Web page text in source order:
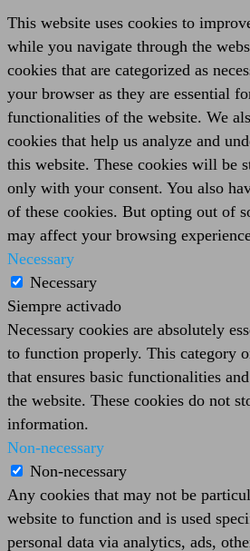
This website uses cookies to
while you navigate through the
cookies that are categorized as
your browser as they are essential
functionalities of the website. We
cookies that help us analyze and
this website. These cookies will be
only with your consent. You also
of these cookies. But opting out of
may affect your browsing
Necessary
Necessary
Siempre activado
Necessary cookies are absolutely
to function properly. This category
that ensures basic functionalities
the website. These cookies do not
information.
Non-necessary
Non-necessary
Any cookies that may not be
website to function and is used
personal data via analytics, ads,